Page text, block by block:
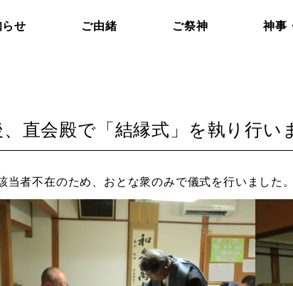
らせ ご由緒 ご祭神 神事
直会殿で「結縁式」を執り行い
者不在のため、おとな衆のみで儀式を行いました。